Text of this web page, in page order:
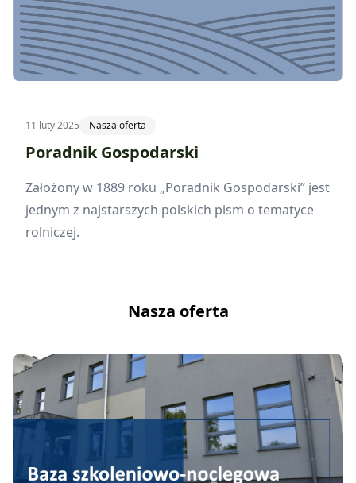
11 luty 2025 Nasza oferta
Poradnik Gospodarski
Założony w 1889 roku „Poradnik Gospodarski” jest
jednym z najstarszych polskich pism o tematyce
rolniczej.
Nasza oferta